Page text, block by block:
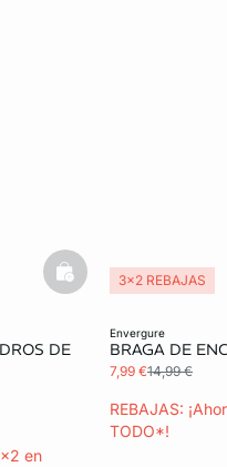
DE
en
basketfull
envergure
BRAGA DE
7,99 €14,99 €
REBAJAS:
TODO*!
3x2 REBAJAS